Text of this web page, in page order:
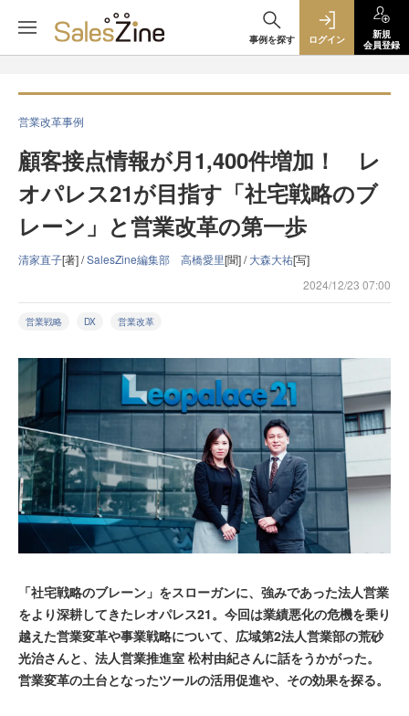
事例を探す ログイン
新規
会員登録
営業改革事例
顧客接点情報が月1,400件増加！ レ
オパレス21が目指す「社宅戦略のブ
レーン」と営業改革の第一歩
清家直子[著] /SalesZine編集部 高橋愛里[聞] /大森大祐[写]
2024/12/23 07:00
営業戦略 DX 営業改革
「社宅戦略のブレーン」をスローガンに、強みであった法人営業
をより深耕してきたレオパレス21。今回は業績悪化の危機を乗り
越えた営業変革や事業戦略について、広域第2法人営業部の荒砂
光治さんと、法人営業推進室 松村由紀さんに話をうかがった。
営業変革の土台となったツールの活用促進や、その効果を探る。